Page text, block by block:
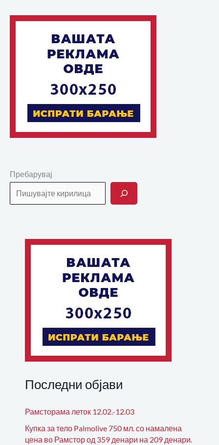
Пребарувај
Последни објави
Рамсторама леток 12.02.-12.03
Купка за тело Palmolive 750 мл. со намалена
цена во Рамстор од 359 денари на 209 денари.